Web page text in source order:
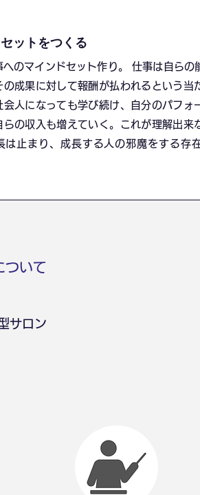
ットをつくる
へのマインドセット作り。 仕事は自らの
の成果に対して報酬が払われるという当
会人になっても学び続け、自分のパフォ
らの収入も増えていく。これが理解出来
は止まり、成長する人の邪魔をする存
ついて
サロン